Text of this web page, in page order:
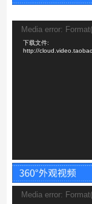
Media error:
下载文件:
http://
Media error: